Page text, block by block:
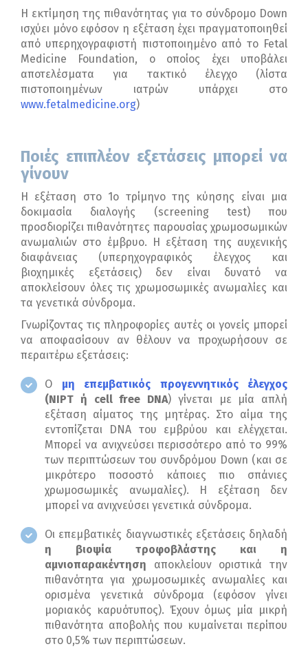
Η εκτίμηση της πιθανότητας για το σύνδρομο Down
ισχύει μόνο εφόσον η εξέταση έχει πραγματοποιηθεί
από υπερηχογραφιστή πιστοποιημένο από το Fetal
Medicine Foundation, ο οποίος έχει υποβάλει
αποτελέσματα για τακτικό έλεγχο (λίστα
πιστοποιημένων ιατρών υπάρχει στο
www.fetalmedicine.org)
Ποιές επιπλέον εξετάσεις μπορεί να
γίνουν
Η εξέταση στο 1ο τρίμηνο της κύησης είναι μια
δοκιμασία διαλογής (screening test) που
προσδιορίζει πιθανότητες παρουσίας χρωμοσωμικών
ανωμαλιών στο έμβρυο. Η εξέταση της αυχενικής
διαφάνειας (υπερηχογραφικός έλεγχος και
βιοχημικές εξετάσεις) δεν είναι δυνατό να
αποκλείσουν όλες τις χρωμοσωμικές ανωμαλίες και
τα γενετικά σύνδρομα.
Γνωρίζοντας τις πληροφορίες αυτές οι γονείς μπορεί
να αποφασίσουν αν θέλουν να προχωρήσουν σε
περαιτέρω εξετάσεις:
Ο μη επεμβατικός προγεννητικός έλεγχος
(NIPT ή cell free DNA) γίνεται με μία απλή
εξέταση αίματος της μητέρας. Στο αίμα της
εντοπίζεται DNA του εμβρύου και ελέγχεται.
Μπορεί να ανιχνεύσει περισσότερο από το 99%
των περιπτώσεων του συνδρόμου Down (και σε
μικρότερο ποσοστό κάποιες πιο σπάνιες
χρωμοσωμικές ανωμαλίες). Η εξέταση δεν
μπορεί να ανιχνεύσει γενετικά σύνδρομα.
Οι επεμβατικές διαγνωστικές εξετάσεις δηλαδή
η βιοψία τροφοβλάστης και η
αμνιοπαρακέντηση αποκλείουν οριστικά την
πιθανότητα για χρωμοσωμικές ανωμαλίες και
ορισμένα γενετικά σύνδρομα (εφόσον γίνει
μοριακός καρυότυπος). Έχουν όμως μία μικρή
πιθανότητα αποβολής που κυμαίνεται περίπου
στο 0,5% των περιπτώσεων.